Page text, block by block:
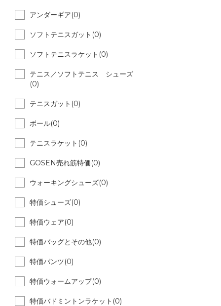
アンダーギア(0)
ソフトテニスガット(0)
ソフトテニスラケット(0)
テニス／ソフトテニス シューズ
(0)
テニスガット(0)
ボール(0)
テニスラケット(0)
GOSEN売れ筋特価(0)
ウォーキングシューズ(0)
特価シューズ(0)
特価ウェア(0)
特価バッグとその他(0)
特価パンツ(0)
特価ウォームアップ(0)
特価バドミントンラケット(0)